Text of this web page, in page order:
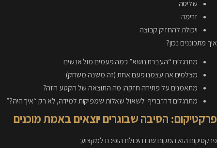
שליטה
זרימה
ויכולת להחזיק קבוצה
איך מתכוננים נכון?
מתרגלים “העברת נושא” כמה פעמים מול אנשים
מצלמים את עצמנו פעם אחת (זה משנה משחק)
מתאמנים על פתיחה חזקה: מה התוצאה של הקטע הזה?
מתרגלים דה־בריף: לשאול שאלות שמפיקות למידה, לא רק “איך היה?”
פרקטיקום: הסיבה שבוגרים יוצאים באמת מוכנים
פרקטיקום הוא המקום שבו היכולת הופכת למקצוע: